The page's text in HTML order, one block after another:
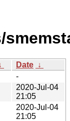
Date ↓
-
2020-Jul-04
21:05
2020-Jul-04
21:05